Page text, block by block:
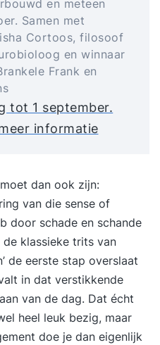
en meteen
Samen met
Cortoos, filosoof
en winnaar
Frank en
tot 1 september.
informatie
dan ook zijn:
van die sense of
door schade en schande
klassieke trits van
de eerste stap overslaat
in dat verstikkende
van de dag. Dat écht
heel leuk bezig, maar
doe je dan eigenlijk